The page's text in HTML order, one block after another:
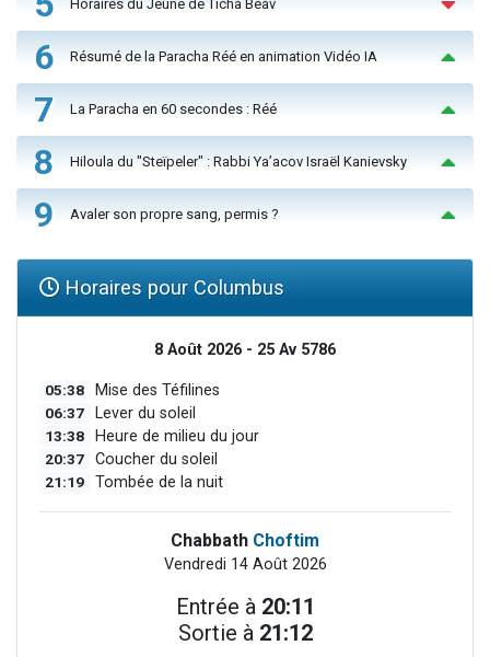
Horaires du Jeûne de Ticha Béav
6 Résumé de la Paracha Réé en animation Vidéo IA
7 La Paracha en 60 secondes : Réé
8 Hiloula du "Steïpeler" : Rabbi Ya’acov Israël Kanievsky
9 Avaler son propre sang, permis ?
Horaires pour Columbus
8 Août 2026 - 25 Av 5786
05:38 Mise des Téfilines
06:37 Lever du soleil
13:38 Heure de milieu du jour
20:37 Coucher du soleil
21:19 Tombée de la nuit
Chabbath Choftim
Vendredi 14 Août 2026
Entrée à 20:11
Sortie à 21:12